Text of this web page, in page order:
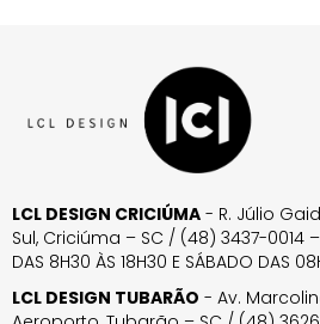
LCL DESIGN CRICIÚMA - R. Júlio
Sul, Criciúma – SC / (48) 3437-0014 –
DAS 8H30 ÀS 18H30 E SÁBADO DAS
LCL DESIGN TUBARÃO - Av.